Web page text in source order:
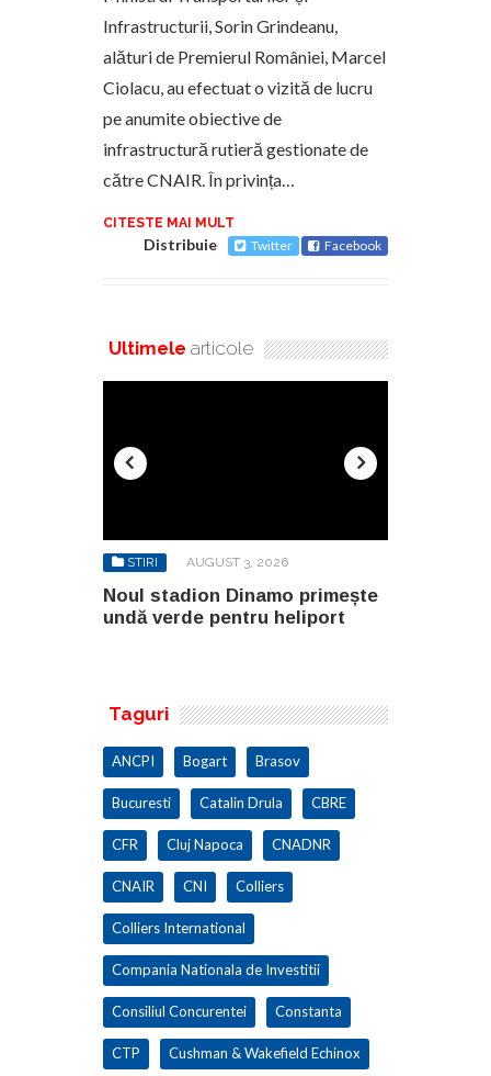
Infrastructurii, Sorin Grindeanu,
alături de Premierul României, Marcel
Ciolacu, au efectuat o vizită de lucru
pe anumite obiective de
infrastructură rutieră gestionate de
către CNAIR. În privința…
CITESTE MAI MULT
Distribuie Twitter Facebook
Ultimele articole
STIRI AUGUST 3, 2026
Noul stadion Dinamo primește
undă verde pentru heliport
Taguri
ANCPI Bogart Brasov
Bucuresti Catalin Drula CBRE
CFR Cluj Napoca CNADNR
CNAIR CNI Colliers
Colliers International
Compania Nationala de Investitii
Consiliul Concurentei Constanta
CTP Cushman & Wakefield Echinox